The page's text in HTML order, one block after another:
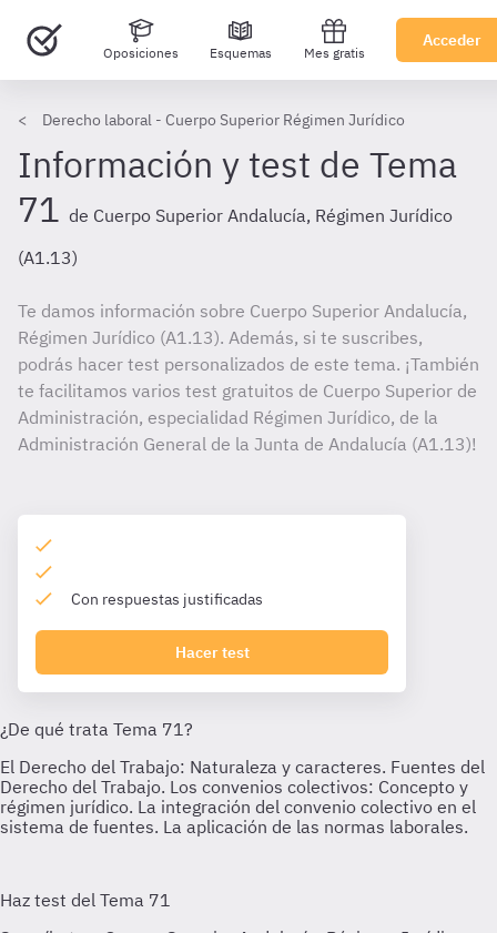
Oposiciones Esquemas Mes gratis
Acceder
Derecho laboral - Cuerpo Superior Régimen Jurídico
Información y test de Tema
71 de Cuerpo Superior Andalucía, Régimen Jurídico
(A1.13)
Te damos información sobre Cuerpo Superior Andalucía,
Régimen Jurídico (A1.13). Además, si te suscribes,
podrás hacer test personalizados de este tema. ¡También
te facilitamos varios test gratuitos de Cuerpo Superior de
Administración, especialidad Régimen Jurídico, de la
Administración General de la Junta de Andalucía (A1.13)!
Con respuestas justificadas
Hacer test